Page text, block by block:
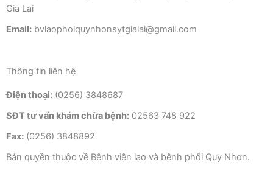
Gia Lai
Email: bvlaophoiquynhonsytgialai@gmail.com
Thông tin liên hệ
Điện thoại: (0256) 3848687
SĐT tư vấn khám chữa bệnh: 02563 748 922
Fax: (0256) 3848892
Bản quyền thuộc về Bệnh viện lao và bệnh phổi Quy Nhơn.